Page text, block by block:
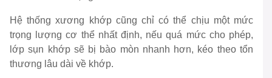
Hệ thống xương khớp cũng chỉ có thể chịu một mức
trọng lượng cơ thể nhất định, nếu quá mức cho phép,
lớp sụn khớp sẽ bị bào mòn nhanh hơn, kéo theo tổn
thương lâu dài về khớp.